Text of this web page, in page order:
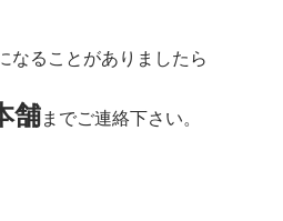
なることがありましたら
舗までご連絡下さい。